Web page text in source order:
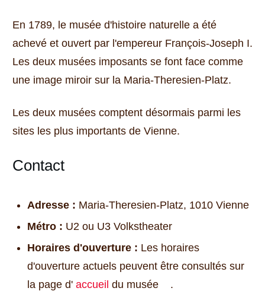
En 1789, le musée d'histoire naturelle a été
achevé et ouvert par l'empereur François-Joseph I.
Les deux musées imposants se font face comme
une image miroir sur la Maria-Theresien-Platz.
Les deux musées comptent désormais parmi les
sites les plus importants de Vienne.
Contact
Adresse : Maria-Theresien-Platz, 1010 Vienne
Métro : U2 ou U3 Volkstheater
Horaires d'ouverture : Les horaires
d'ouverture actuels peuvent être consultés sur
la page d' accueil du musée .